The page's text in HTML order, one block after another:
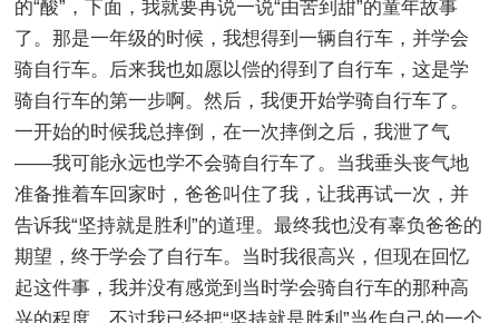
的“酸”，下面，我就要再说一说“由苦到甜”的童年故事
了。那是一年级的时候，我想得到一辆自行车，并学会
骑自行车。后来我也如愿以偿的得到了自行车，这是学
骑自行车的第一步啊。然后，我便开始学骑自行车了。
一开始的时候我总摔倒，在一次摔倒之后，我泄了气
——我可能永远也学不会骑自行车了。当我垂头丧气地
准备推着车回家时，爸爸叫住了我，让我再试一次，并
告诉我“坚持就是胜利”的道理。最终我也没有辜负爸爸的
期望，终于学会了自行车。当时我很高兴，但现在回忆
起这件事，我并没有感觉到当时学会骑自行车的那种高
兴的程度，不过我已经把“坚持就是胜利”当作自己的一个